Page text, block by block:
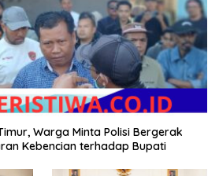
Warga Minta Polisi Bergerak
Kebencian terhadap Bupati